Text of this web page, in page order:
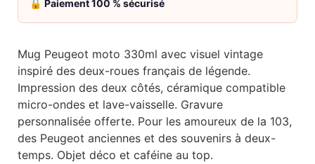
🔒 Paiement 100 % sécurisé
Mug Peugeot moto 330ml avec visuel vintage
inspiré des deux-roues français de légende.
Impression des deux côtés, céramique compatible
micro-ondes et lave-vaisselle. Gravure
personnalisée offerte. Pour les amoureux de la 103,
des Peugeot anciennes et des souvenirs à deux-
temps. Objet déco et caféine au top.